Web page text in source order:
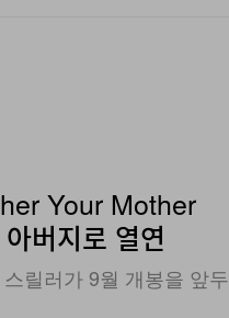
Your Mother
버지로 열연
릴러가 9월 개봉을 앞두